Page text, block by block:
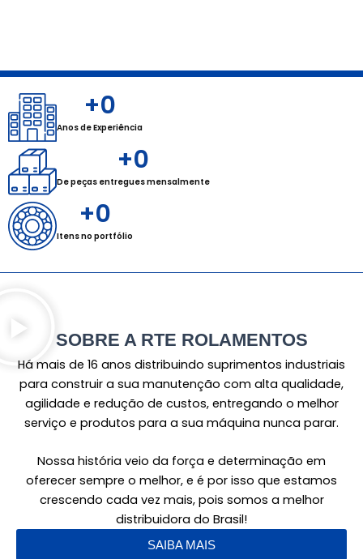
Anos de Experiência
+0
De peças entregues mensalmente​
+0
Itens no portfólio
+0
SOBRE A RTE ROLAMENTOS
Há mais de 16 anos distribuindo suprimentos industriais
para construir a sua manutenção com alta qualidade,
agilidade e redução de custos, entregando o melhor
serviço e produtos para a sua máquina nunca parar.
Nossa história veio da força e determinação em
oferecer sempre o melhor, e é por isso que estamos
crescendo cada vez mais, pois somos a melhor
distribuidora do Brasil!
SAIBA MAIS